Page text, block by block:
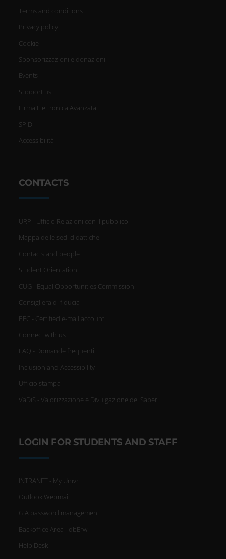
Terms and conditions
Privacy policy
Cookie
Sponsorizzazioni e donazioni
Events
Support us
Firma Elettronica Avanzata
SPID
Accessibilità
CONTACTS
URP - Ufficio Relazioni con il pubblico
Mappa delle sedi didattiche
Contacts and people
Student Orientation
CUG - Equal Opportunities Commission
Consigliera di fiducia
PEC - Certified e-mail account
Connect with us
FAQ - Domande frequenti
Inclusion and Accessibility
Ufficio stampa
VaDiS - Valorizzazione e Divulgazione dei Saperi
LOGIN FOR STUDENTS AND STAFF
INTRANET - My Univr
Outlook Webmail
GIA password management
Backoffice Area - dbErw
Help Desk